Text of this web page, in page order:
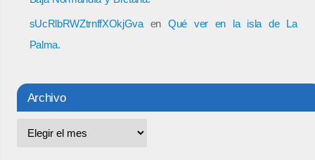
sUcRlbRWZtrnffXOkjGvaen Qué ver en la isla de La
Palma.
Archivo